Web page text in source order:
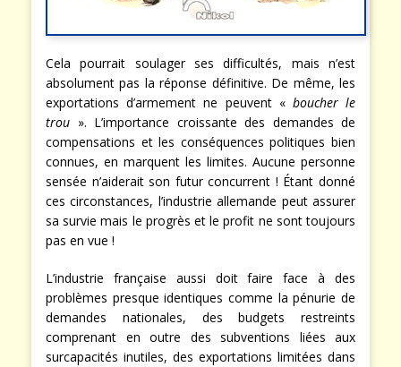
Cela pourrait soulager ses difficultés, mais n’est
absolument pas la réponse définitive. De même, les
exportations d’armement ne peuvent «boucher le
trou». L’importance croissante des demandes de
compensations et les conséquences politiques bien
connues, en marquent les limites. Aucune personne
sensée n’aiderait son futur concurrent ! Étant donné
ces circonstances, l’industrie allemande peut assurer
sa survie mais le progrès et le profit ne sont toujours
L’industrie française aussi doit faire face à des
problèmes presque identiques comme la pénurie de
demandes nationales, des budgets restreints
comprenant en outre des subventions liées aux